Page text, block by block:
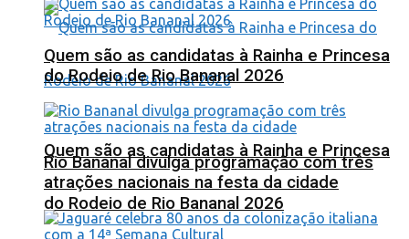
Quem são as candidatas à Rainha e Princesa
do Rodeio de Rio Bananal 2026
Quem são as candidatas à Rainha e Princesa
do Rodeio de Rio Bananal 2026
Rio Bananal divulga programação com três
atrações nacionais na festa da cidade